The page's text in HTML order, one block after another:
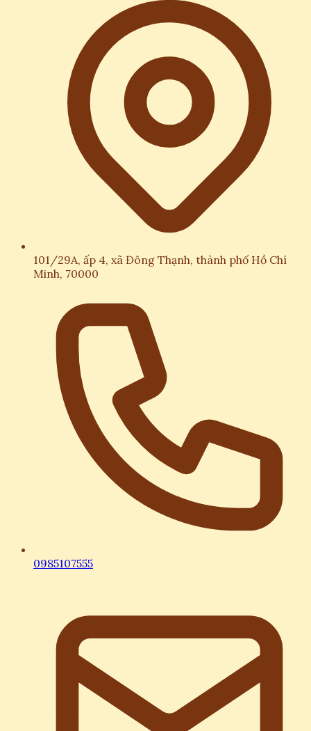
101/29A, ấp 4, xã Đông Thạnh, thành phố Hồ Chí
Minh, 70000
0985107555